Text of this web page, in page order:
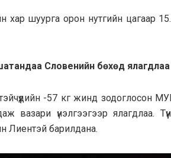
хар шуурга орон нутгийн цагаар
Словенийн бөхөд ялагдлаа
-57 кг жинд зодоглосон
вазари үнэлгээгээр ялагдлаа.
Лиентэй барилдана.